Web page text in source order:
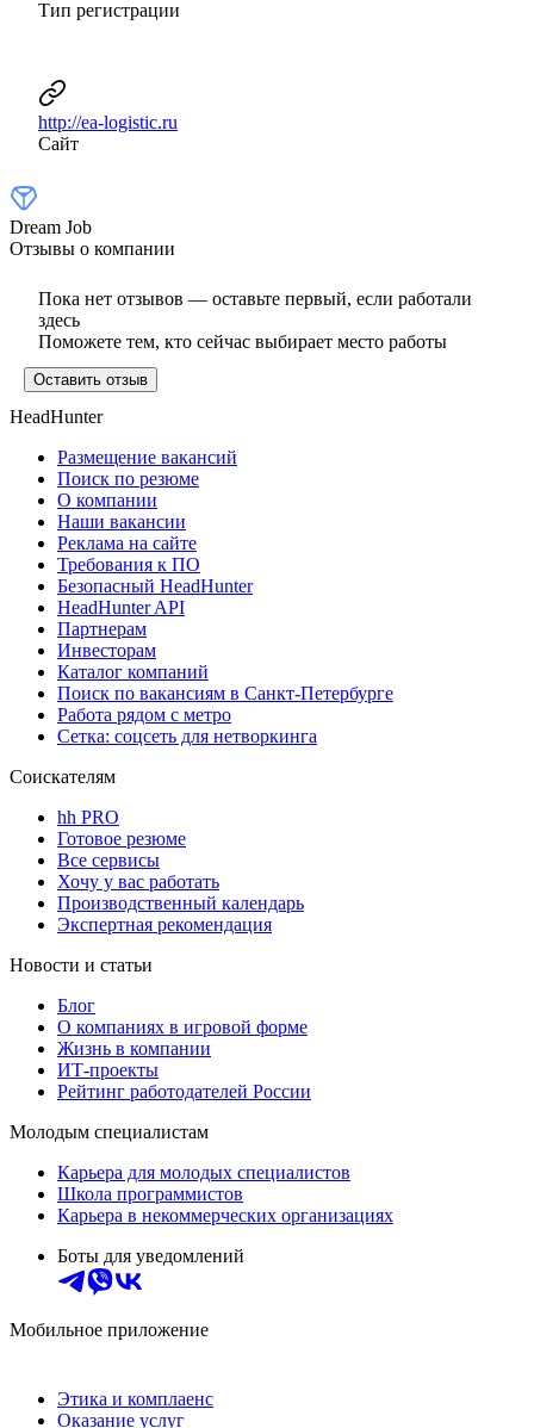
Тип регистрации
http://ea-logistic.ru
Сайт
Dream Job
Отзывы о компании
Пока нет отзывов — оставьте первый, если работали
здесь
Поможете тем, кто сейчас выбирает место работы
Оставить отзыв
HeadHunter
Размещение вакансий
Поиск по резюме
О компании
Наши вакансии
Реклама на сайте
Требования к ПО
Безопасный HeadHunter
HeadHunter API
Партнерам
Инвесторам
Каталог компаний
Поиск по вакансиям в Санкт-Петербурге
Работа рядом с метро
Сетка: соцсеть для нетворкинга
Соискателям
hh PRO
Готовое резюме
Все сервисы
Хочу у вас работать
Производственный календарь
Экспертная рекомендация
Новости и статьи
Блог
О компаниях в игровой форме
Жизнь в компании
ИТ-проекты
Рейтинг работодателей России
Молодым специалистам
Карьера для молодых специалистов
Школа программистов
Карьера в некоммерческих организациях
Боты для уведомлений
Мобильное приложение
Этика и комплаенс
Оказание услуг